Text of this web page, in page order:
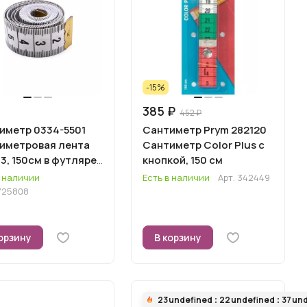
0334-5501
лента
150см в футляре,
наличии
-15%
385 ₽ 452 ₽
Сантиметр Prym 282120
Сантиметр Color Plus с
кнопкой, 150 см
Есть в наличии Арт. 342449
В корзину
23undefined 22undefined 37